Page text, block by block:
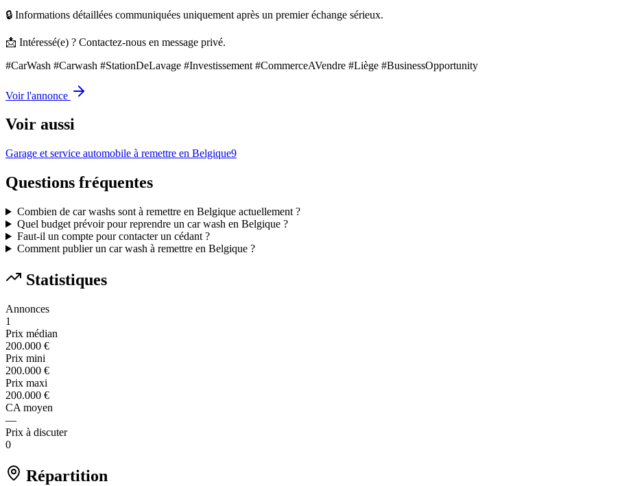
🔒 Informations détaillées communiquées uniquement après un premier échange sérieux.
📩 Intéressé(e) ? Contactez-nous en message privé.
#CarWash #Carwash #StationDeLavage #Investissement #CommerceAVendre #Liège #BusinessOpportunity
Voir l'annonce
Voir aussi
Garage et service automobile à remettre en Belgique9
Questions fréquentes
Combien de car washs sont à remettre en Belgique actuellement ?
Quel budget prévoir pour reprendre un car wash en Belgique ?
Faut-il un compte pour contacter un cédant ?
Comment publier un car wash à remettre en Belgique ?
Statistiques
Annonces
1
Prix médian
200.000 €
Prix mini
200.000 €
Prix maxi
200.000 €
CA moyen
—
Prix à discuter
0
Répartition